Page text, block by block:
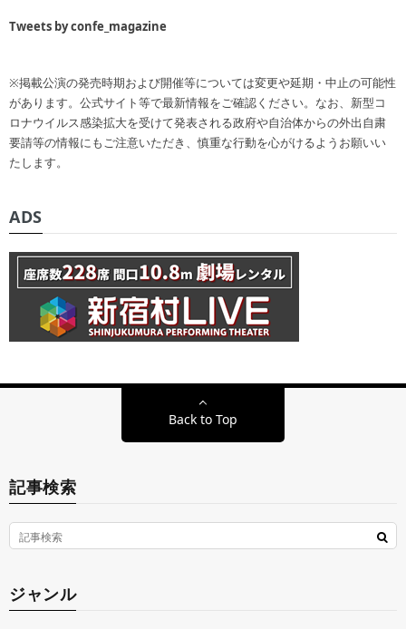
Tweets by confe_magazine
※掲載公演の発売時期および開催等については変更や延期・中止の可能性
があります。公式サイト等で最新情報をご確認ください。なお、新型コ
ロナウイルス感染拡大を受けて発表される政府や自治体からの外出自粛
要請等の情報にもご注意いただき、慎重な行動を心がけるようお願いい
たします。
ADS
Back to Top
記事検索
ジャンル